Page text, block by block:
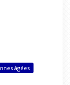
âgées